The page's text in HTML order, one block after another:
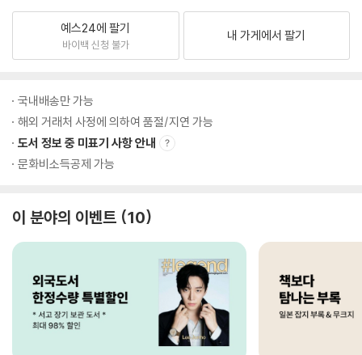
예스24에 팔기
바이백 신청 불가
내 가게에서 팔기
국내배송만 가능
해외 거래처 사정에 의하여 품절/지연 가능
도서 정보 중 미표기 사항 안내
문화비소득공제 가능
이 분야의 이벤트 10